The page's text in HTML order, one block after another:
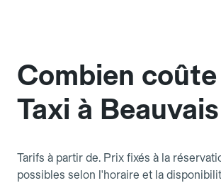
Combien
Taxi à
Tarifs à partir de. Prix fixés à la
possibles selon l'horaire et la